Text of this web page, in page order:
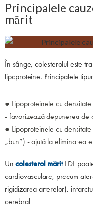
Principalele
mărit
În sânge, colesterolul este
lipoproteine. Principalele
● Lipoproteinele cu
- favorizează depunerea de
● Lipoproteinele cu
„bun”) - ajută la eliminarea
Un colesterol mărit LDL
cardiovasculare, precum
rigidizarea arterelor),
cerebral.